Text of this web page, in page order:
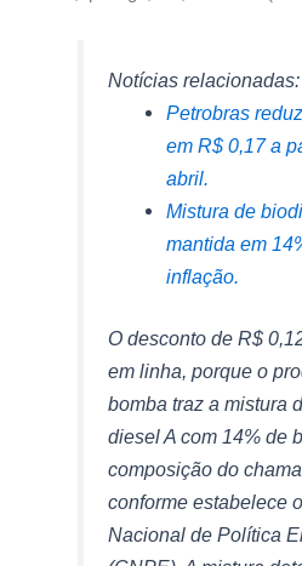
Notícias relacionadas:
Petrobras
em R$ 0,17 a
abril.
Mistura de
mantida em
inflação.
O desconto de R$
em linha, porque o
bomba traz a mistura
diesel A com 14% de
composição do
conforme estabelece
Nacional de Política